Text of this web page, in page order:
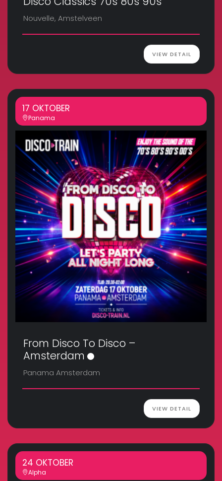
Nouvelle, Amstelveen
VIEW DETAIL
17 OKTOBER
Panama
From Disco To Disco –
Amsterdam
Panama Amsterdam
VIEW DETAIL
24 OKTOBER
Alpha